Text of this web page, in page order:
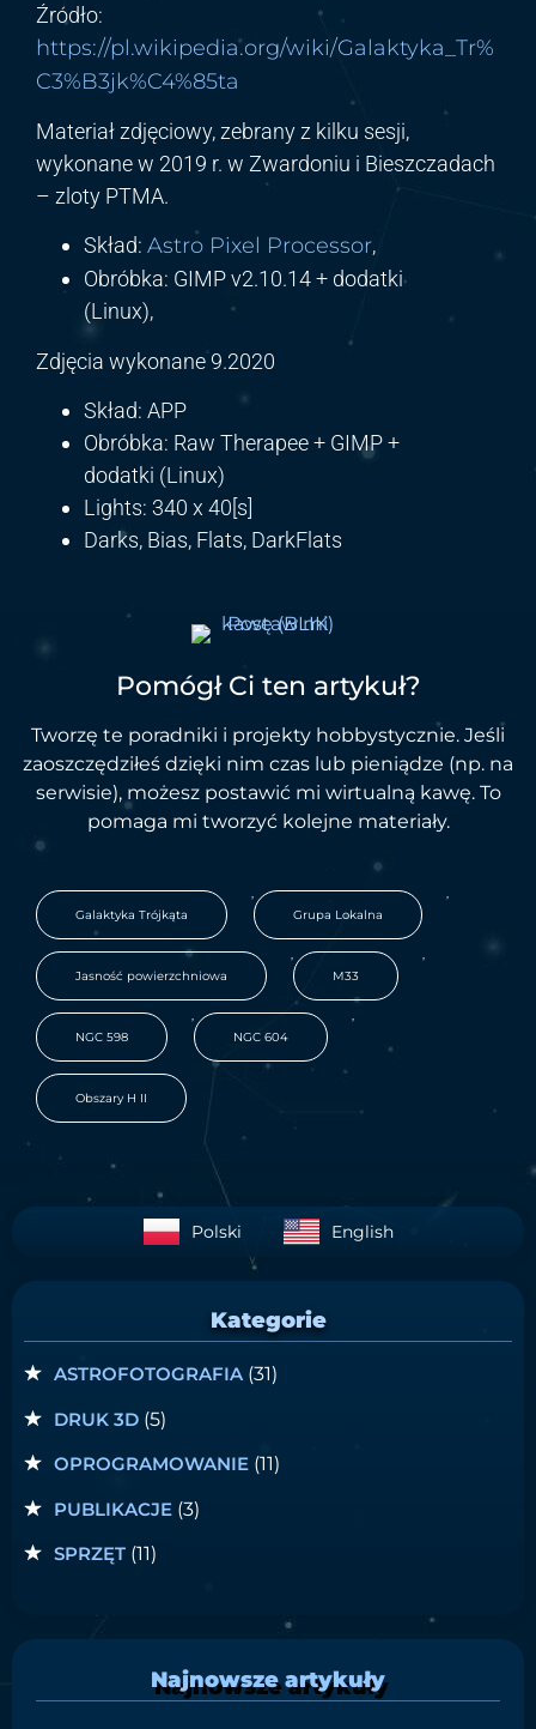
Źródło:
https://pl.wikipedia.org/wiki/Galaktyka_Tr%
C3%B3jk%C4%85ta
Materiał zdjęciowy, zebrany z kilku sesji,
wykonane w 2019 r. w Zwardoniu i Bieszczadach
– zloty PTMA.
Skład: Astro Pixel Processor,
Obróbka: GIMP v2.10.14 + dodatki
(Linux),
Zdjęcia wykonane 9.2020
Skład: APP
Obróbka: Raw Therapee + GIMP +
dodatki (Linux)
Lights: 340 x 40[s]
Darks, Bias, Flats, DarkFlats
Pomógł Ci ten artykuł?
Tworzę te poradniki i projekty hobbystycznie. Jeśli
zaoszczędziłeś dzięki nim czas lub pieniądze (np. na
serwisie), możesz postawić mi wirtualną kawę. To
pomaga mi tworzyć kolejne materiały.
Galaktyka Trójkąta
,
Grupa Lokalna
,
Jasność powierzchniowa
,
M33
,
NGC 598
,
NGC 604
,
Obszary H II
Polski English
Kategorie
ASTROFOTOGRAFIA (31)
DRUK 3D (5)
OPROGRAMOWANIE (11)
PUBLIKACJE (3)
SPRZĘT (11)
Najnowsze artykuły